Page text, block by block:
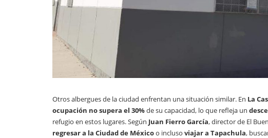
Otros albergues de la ciudad enfrentan una situación similar. En La
ocupación no supera el 30%de su capacidad, lo que refleja un
refugio en estos lugares. Según Juan Fierro García, director de El
regresar a la Ciudad de Méxicoo incluso viajar a Tapachula,